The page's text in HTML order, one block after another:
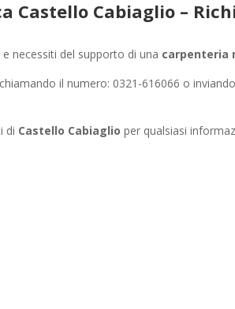
Castello Cabiaglio –
e necessiti del supporto di una carpenteria
chiamando il numero: 0321-616066 o
di Castello Cabiaglio per qualsiasi